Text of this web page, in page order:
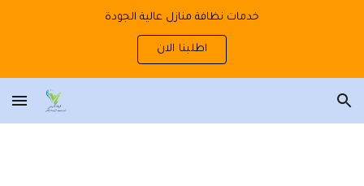
خدمات نظافة منازل عالية الجودة
اطلبنا الان